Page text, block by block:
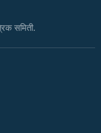
समिती.